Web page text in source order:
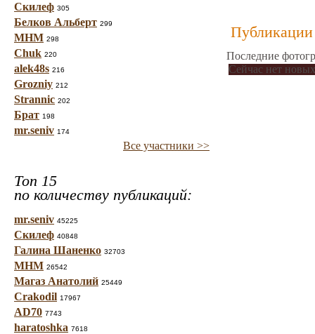
Скилеф 305
Белков Альберт 299
МНМ 298
Chuk 220
alek48s 216
Grozniy 212
Strannic 202
Брат 198
mr.seniv 174
Все участники >>
Топ 15
по количеству публикаций:
mr.seniv 45225
Скилеф 40848
Галина Шаненко 32703
МНМ 26542
Магаз Анатолий 25449
Crakodil 17967
AD70 7743
haratoshka 7618
Публикации
Последние
Сейчас нет